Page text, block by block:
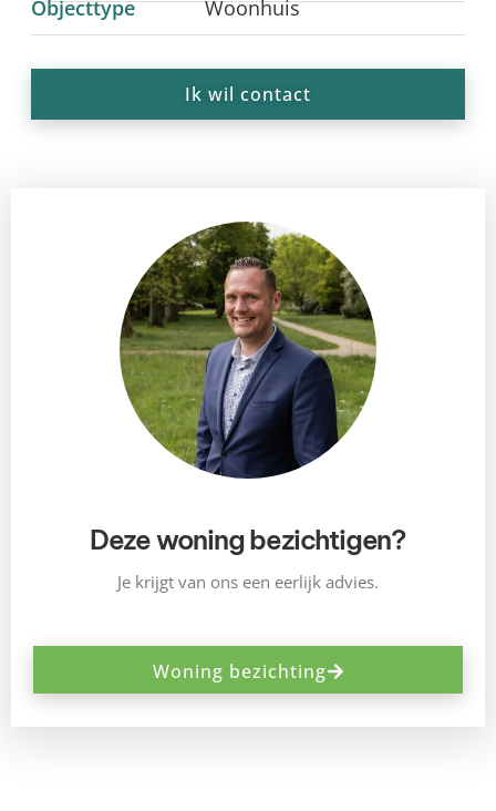
Objecttype Woonhuis
Ik wil contact
Deze woning bezichtigen?
Je krijgt van ons een eerlijk advies.
Woning bezichting